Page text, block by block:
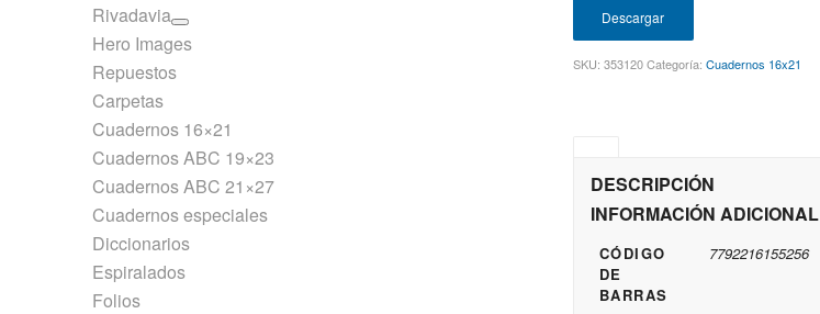
Rivadavia
Hero Images
Repuestos
Carpetas
Cuadernos 16×21
Cuadernos ABC 19×23
Cuadernos ABC 21×27
Cuadernos especiales
Diccionarios
Espiralados
Folios
Descargar
SKU: 353120Categoría: Cuadernos 16x21
DESCRIPCIÓN
INFORMACIÓN ADICIONAL
CÓDIGO
DE
BARRAS
7792216155256